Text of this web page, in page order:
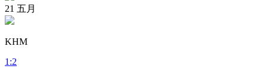
21 五月
KHM
1 :2